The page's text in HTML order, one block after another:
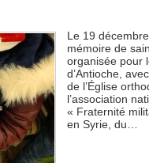
Le 19
mémoire de
organisée pour
d’Antioche,
de l’Église
l’association
« Fraternité
en Syrie, du…